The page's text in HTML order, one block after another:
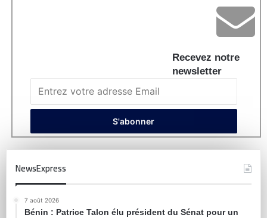
Recevez notre
newsletter
NewsExpress
7 août 2026
Bénin : Patrice Talon élu président du Sénat pour un